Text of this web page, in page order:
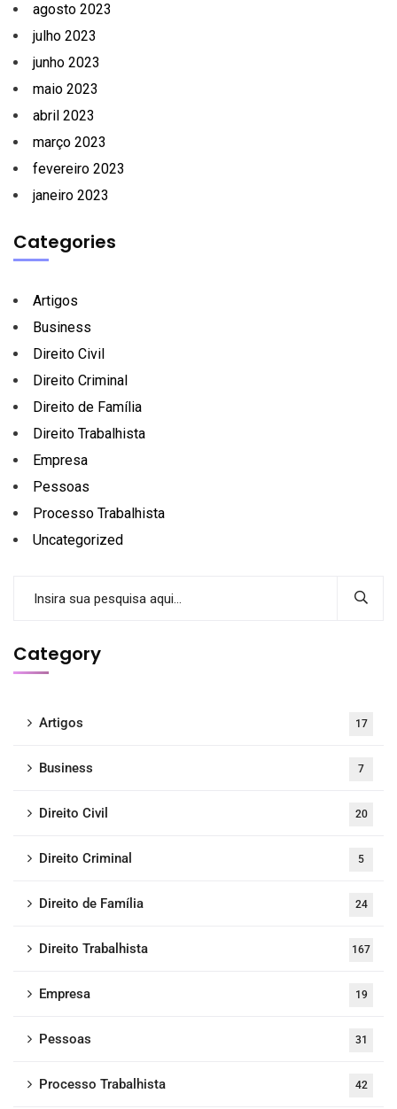
agosto 2023
julho 2023
junho 2023
maio 2023
abril 2023
março 2023
fevereiro 2023
janeiro 2023
Categories
Artigos
Business
Direito Civil
Direito Criminal
Direito de Família
Direito Trabalhista
Empresa
Pessoas
Processo Trabalhista
Uncategorized
Category
Artigos 17
Business 7
Direito Civil 20
Direito Criminal 5
Direito de Família 24
Direito Trabalhista 167
Empresa 19
Pessoas 31
Processo Trabalhista 42